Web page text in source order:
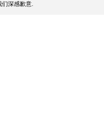
深感歉意.